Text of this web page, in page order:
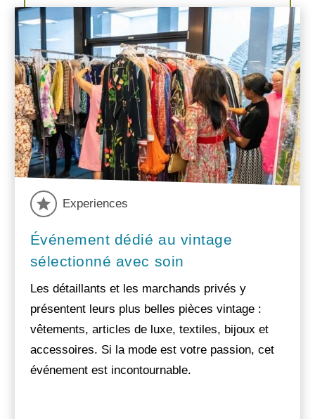
Experiences
Événement dédié au vintage
sélectionné avec soin
Les détaillants et les marchands privés y
présentent leurs plus belles pièces vintage :
vêtements, articles de luxe, textiles, bijoux et
accessoires. Si la mode est votre passion, cet
événement est incontournable.